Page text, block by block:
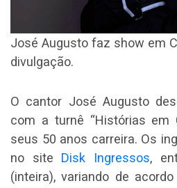
José Augusto faz show em
divulgação.
O cantor José Augusto
com a turnê “Histórias em
seus 50 anos carreira. Os
no site Disk Ingressos,
(inteira), variando de